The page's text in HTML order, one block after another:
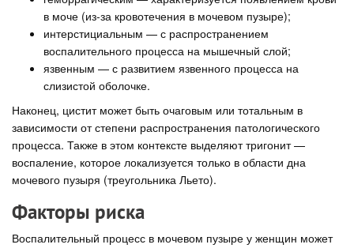
в моче (из-за кровотечения в мочевом пузыре);
интерстициальным — с распространением
воспалительного процесса на мышечный слой;
язвенным — с развитием язвенного процесса на
слизистой оболочке.
Наконец, цистит может быть очаговым или тотальным в
зависимости от степени распространения патологического
процесса. Также в этом контексте выделяют тригонит —
воспаление, которое локализуется только в области дна
мочевого пузыря (треугольника Льето).
Факторы риска
Воспалительный процесс в мочевом пузыре у женщин может